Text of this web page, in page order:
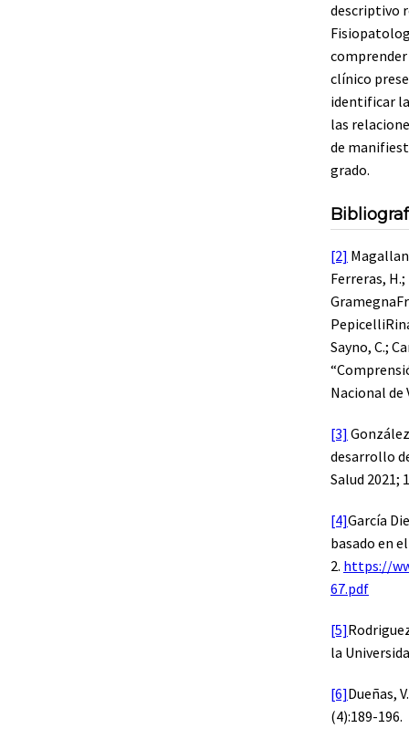
descriptivo
comprender
clínico
identificar
las
de
grado.
[2]
Ferreras,
Sayno, C.;
Nacional de
[3]
desarrollo
Salud 2021;
[4]García
basado en
2. https://
67.pdf
[5]
la
[6]Dueñas,
(4):189-196.